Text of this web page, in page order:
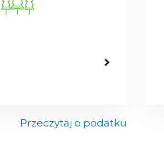
Przeczytaj o podatku